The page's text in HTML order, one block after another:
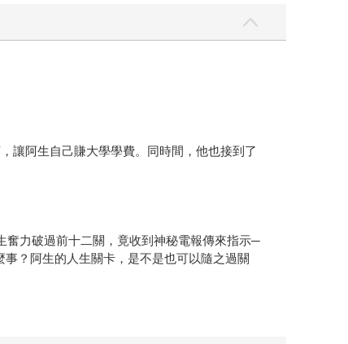
讓阿生自己賺大學學費。同時間，他也接到了
奮力破過前十二關，竟收到神秘電報傳來指示─
？阿生的人生關卡，是不是也可以隨之過關